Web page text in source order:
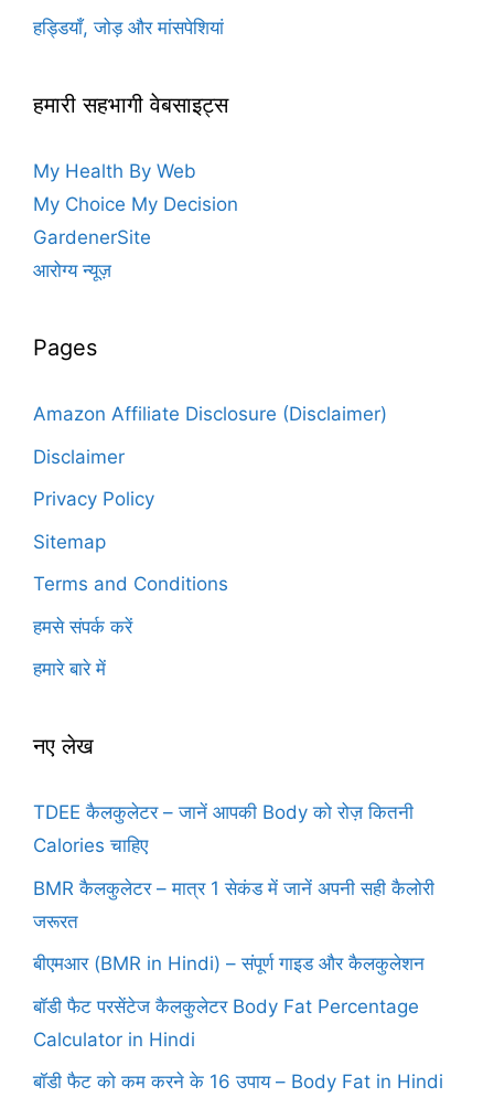
हड्डियाँ, जोड़ और मांसपेशियां
हमारी सहभागी वेबसाइट्स
My Health By Web
My Choice My Decision
GardenerSite
आरोग्य न्यूज़
Pages
Amazon Affiliate Disclosure (Disclaimer)
Disclaimer
Privacy Policy
Sitemap
Terms and Conditions
हमसे संपर्क करें
हमारे बारे में
नए लेख
TDEE कैलकुलेटर – जानें आपकी Body को रोज़ कितनी
Calories चाहिए
BMR कैलकुलेटर – मात्र 1 सेकंड में जानें अपनी सही कैलोरी
जरूरत
बीएमआर (BMR in Hindi) – संपूर्ण गाइड और कैलकुलेशन
बॉडी फैट परसेंटेज कैलकुलेटर Body Fat Percentage
Calculator in Hindi
बॉडी फैट को कम करने के 16 उपाय – Body Fat in Hindi